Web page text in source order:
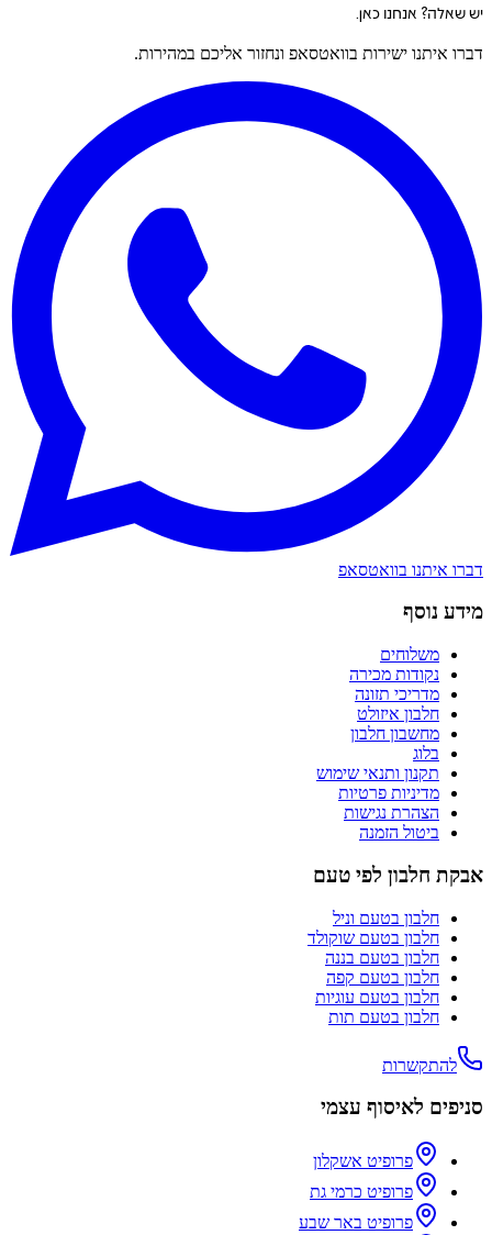
יש שאלה? אנחנו כאן.
דברו איתנו ישירות בוואטסאפ ונחזור אליכם במהירות.
דברו איתנו בוואטסאפ
מידע נוסף
משלוחים
נקודות מכירה
מדריכי תזונה
חלבון איזולט
מחשבון חלבון
בלוג
תקנון ותנאי שימוש
מדיניות פרטיות
הצהרת נגישות
ביטול הזמנה
אבקת חלבון לפי טעם
חלבון בטעם וניל
חלבון בטעם שוקולד
חלבון בטעם בננה
חלבון בטעם קפה
חלבון בטעם עוגיות
חלבון בטעם תות
להתקשרות
סניפים לאיסוף עצמי
פרופיט אשקלון
פרופיט כרמי גת
פרופיט באר שבע